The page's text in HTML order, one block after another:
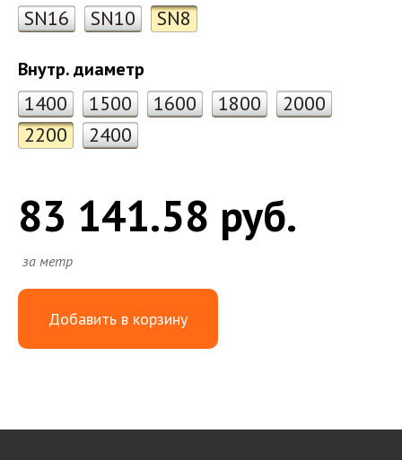
SN16 SN10 SN8
Внутр. диаметр
1400 1500 1600 1800
2000
2200
2400
83 141.58 руб.
за метр
Добавить в корзину